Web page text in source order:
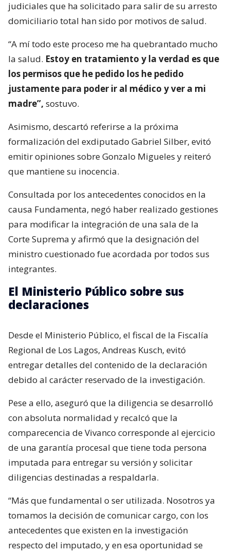
judiciales que ha solicitado para salir de su arresto
domiciliario total han sido por motivos de salud.
“A mí todo este proceso me ha quebrantado mucho
la salud. Estoy en tratamiento y la verdad es que
los permisos que he pedido los he pedido
justamente para poder ir al médico y ver a mi
madre”, sostuvo.
Asimismo, descartó referirse a la próxima
formalización del exdiputado Gabriel Silber, evitó
emitir opiniones sobre Gonzalo Migueles y reiteró
que mantiene su inocencia.
Consultada por los antecedentes conocidos en la
causa Fundamenta, negó haber realizado gestiones
para modificar la integración de una sala de la
Corte Suprema y afirmó que la designación del
ministro cuestionado fue acordada por todos sus
integrantes.
El Ministerio Público sobre sus
declaraciones
Desde el Ministerio Público, el fiscal de la Fiscalía
Regional de Los Lagos, Andreas Kusch, evitó
entregar detalles del contenido de la declaración
debido al carácter reservado de la investigación.
Pese a ello, aseguró que la diligencia se desarrolló
con absoluta normalidad y recalcó que la
comparecencia de Vivanco corresponde al ejercicio
de una garantía procesal que tiene toda persona
imputada para entregar su versión y solicitar
diligencias destinadas a respaldarla.
“Más que fundamental o ser utilizada. Nosotros ya
tomamos la decisión de comunicar cargo, con los
antecedentes que existen en la investigación
respecto del imputado, y en esa oportunidad se